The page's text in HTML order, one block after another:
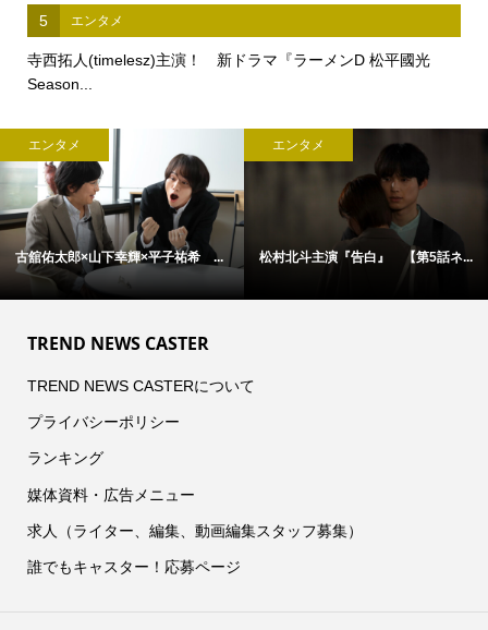
5 エンタメ
寺西拓人(timelesz)主演！ 新ドラマ『ラーメンD 松平國光
Season...
エンタメ
古舘佑太郎×山下幸輝×平子祐希 ...
エンタメ
松村北斗主演『告白』 【第5話ネ...
TREND NEWS CASTER
TREND NEWS CASTERについて
プライバシーポリシー
ランキング
媒体資料・広告メニュー
求人（ライター、編集、動画編集スタッフ募集）
誰でもキャスター！応募ページ